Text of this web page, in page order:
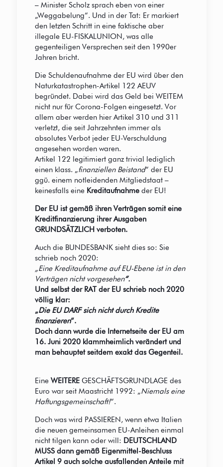
– Minister Scholz sprach eben von einer
„Weggabelung“. Und in der Tat: Er markiert
den letzten Schritt in eine faktische aber
illegale EU-FISKALUNION, was alle
gegenteiligen Versprechen seit den 1990er
Jahren bricht.
Die Schuldenaufnahme der EU wird über den
Naturkatastrophen-Artikel 122 AEUV
begründet. Dabei wird das Geld bei WEITEM
nicht nur für Corona-Folgen eingesetzt. Vor
allem aber werden hier Artikel 310 und 311
verletzt, die seit Jahrzehnten immer als
absolutes Verbot jeder EU-Verschuldung
angesehen worden waren.
Artikel 122 legitimiert ganz trivial lediglich
einen klass. „finanziellen Beistand“ der EU
ggü. einem notleidenden Mitgliedstaat –
keinesfalls eine Kreditaufnahmeder EU!
Der EU ist gemäß ihren Verträgen somit eine
Kreditfinanzierung ihrer Ausgaben
GRUNDSÄTZLICH verboten.
Auch die BUNDESBANK sieht dies so: Sie
schrieb noch 2020:
„Eine Kreditaufnahme auf EU-Ebene ist in den
Verträgen nicht vorgesehen“.
Und selbst der RAT der EU schrieb noch 2020
völlig klar:
„Die EU DARF sich nicht durch Kredite
finanzieren“.
Doch dann wurde die Internetseite der EU am
16. Juni 2020 klammheimlich verändert und
man behauptet seitdem exakt das Gegenteil.
Eine WEITEREGESCHÄFTSGRUNDLAGE des
Euro war seit Maastricht 1992: „Niemals eine
Haftungsgemeinschaft!“.
Doch was wird PASSIEREN, wenn etwa Italien
die neuen gemeinsamen EU-Anleihen einmal
nicht tilgen kann oder will: DEUTSCHLAND
MUSS dann gemäß Eigenmittel-Beschluss
Artikel 9 auch solche ausfallenden Anteile mit